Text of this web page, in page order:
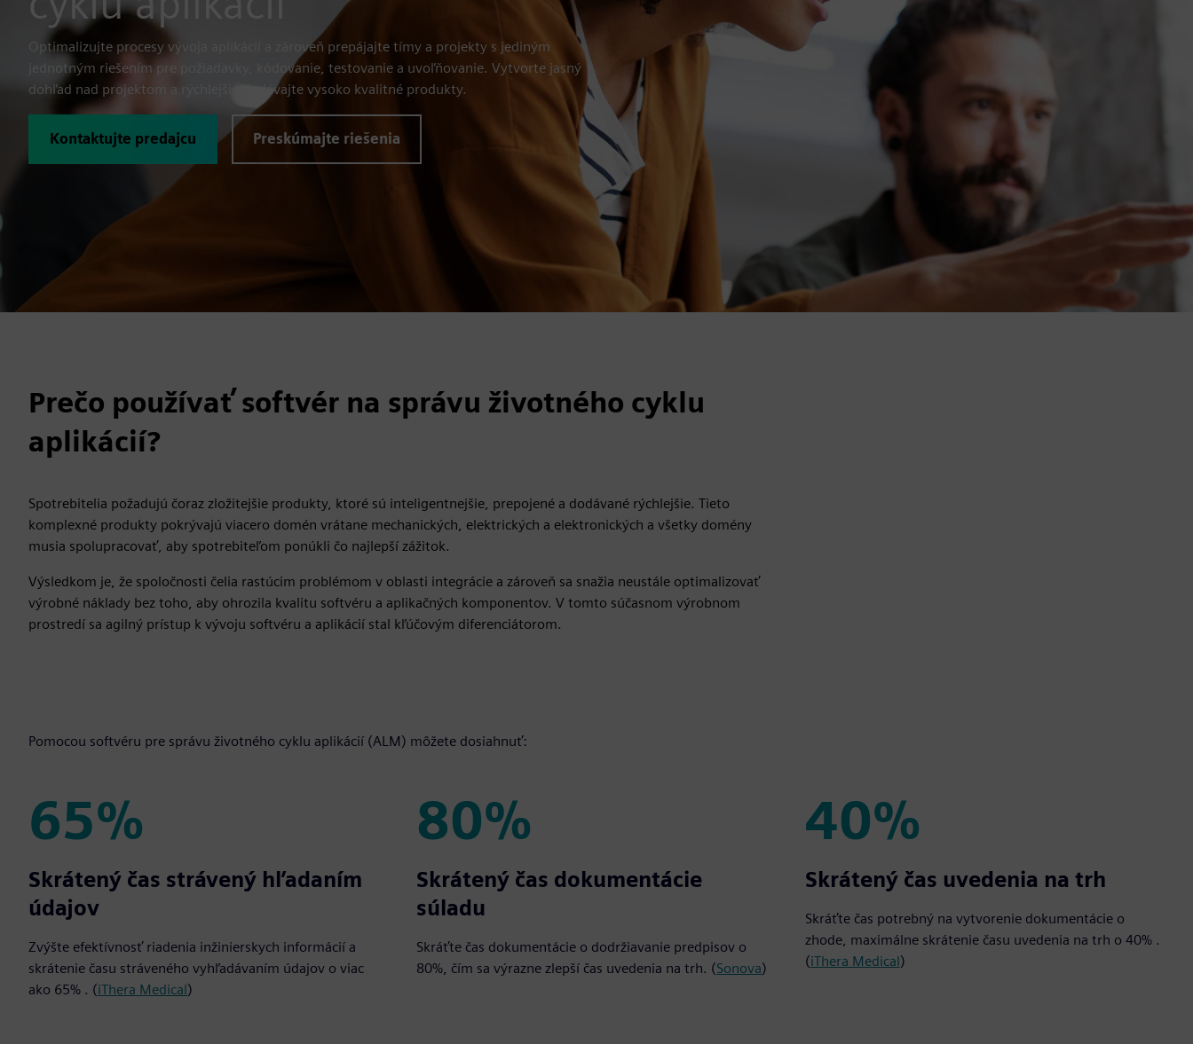
Optimalizujte procesy vývoja aplikácií a zároveň prepájajte tímy a projekty s jediným
jednotným riešením pre požiadavky, kódovanie, testovanie a uvoľňovanie. Vytvorte jasný
dohľad nad projektom a rýchlejšie dodávajte vysoko kvalitné produkty.
Kontaktujte predajcu Preskúmajte riešenia
Prečo používať softvér na správu životného cyklu
aplikácií?
Spotrebitelia požadujú čoraz zložitejšie produkty, ktoré sú inteligentnejšie, prepojené a dodávané rýchlejšie. Tieto
komplexné produkty pokrývajú viacero domén vrátane mechanických, elektrických a elektronických a všetky domény
musia spolupracovať, aby spotrebiteľom ponúkli čo najlepší zážitok.
Výsledkom je, že spoločnosti čelia rastúcim problémom v oblasti integrácie a zároveň sa snažia neustále optimalizovať
výrobné náklady bez toho, aby ohrozila kvalitu softvéru a aplikačných komponentov. V tomto súčasnom výrobnom
prostredí sa agilný prístup k vývoju softvéru a aplikácií stal kľúčovým diferenciátorom.
Pomocou softvéru pre správu životného cyklu aplikácií (ALM) môžete dosiahnuť:
65%
65%
Skrátený čas strávený hľadaním
údajov
Zvýšte efektívnosť riadenia inžinierskych informácií a
skrátenie času stráveného vyhľadávaním údajov o viac
ako 65% . (iThera Medical)
80%
80%
Skrátený čas dokumentácie
súladu
Skráťte čas dokumentácie o dodržiavanie predpisov o
80%, čím sa výrazne zlepší čas uvedenia na trh. (Sonova)
40%
40%
Skrátený čas uvedenia na trh
Skráťte čas potrebný na vytvorenie dokumentácie o
zhode, maximálne skrátenie času uvedenia na trh o 40% .
(iThera Medical)